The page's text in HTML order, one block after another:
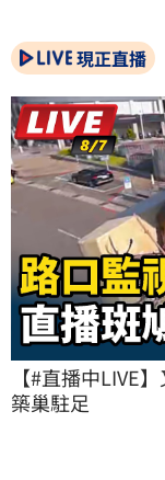
現正直播
【#直播中LIVE
築巢駐足